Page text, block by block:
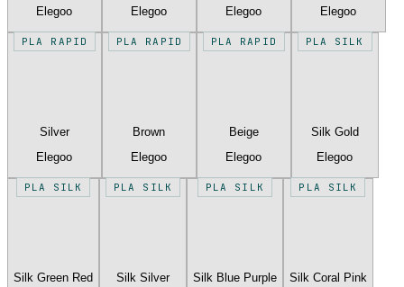
Elegoo
Elegoo
Elegoo
Elegoo
PLA RAPID
Silver
Elegoo
PLA RAPID
Brown
Elegoo
PLA RAPID
Beige
Elegoo
PLA SILK
Silk Gold
Elegoo
PLA SILK
Silk Green Red
PLA SILK
Silk Silver
PLA SILK
Silk Blue Purple
PLA SILK
Silk Coral Pink